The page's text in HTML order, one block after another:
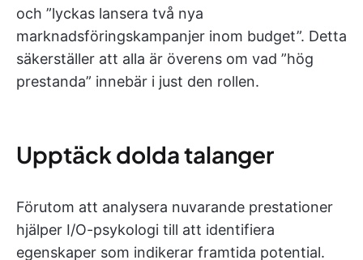
och ”lyckas lansera två nya
marknadsföringskampanjer inom budget”. Detta
säkerställer att alla är överens om vad ”hög
prestanda” innebär i just den rollen.
Upptäck dolda talanger
Förutom att analysera nuvarande prestationer
hjälper I/O-psykologi till att identifiera
egenskaper som indikerar framtida potential.